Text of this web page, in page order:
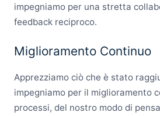
impegniamo per una stretta
feedback reciproco.
Miglioramento Continuo
Apprezziamo ciò che è stato
impegniamo per il miglioramento
processi, del nostro modo di